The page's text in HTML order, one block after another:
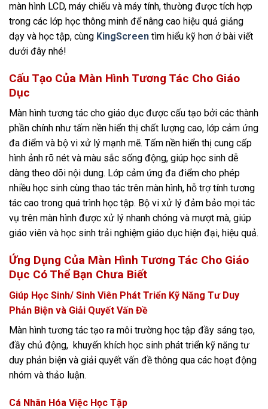
màn hình LCD, máy chiếu và máy tính, thường được tích hợp
trong các lớp học thông minh để nâng cao hiệu quả giảng
dạy và học tập​, cùng KingScreen tìm hiểu kỹ hơn ở bài viết
dưới đây nhé!
Cấu Tạo Của Màn Hình Tương Tác Cho Giáo
Dục
Màn hình tương tác cho giáo dục được cấu tạo bởi các thành
phần chính như tấm nền hiển thị chất lượng cao, lớp cảm ứng
đa điểm và bộ vi xử lý mạnh mẽ. Tấm nền hiển thị cung cấp
hình ảnh rõ nét và màu sắc sống động, giúp học sinh dễ
dàng theo dõi nội dung. Lớp cảm ứng đa điểm cho phép
nhiều học sinh cùng thao tác trên màn hình, hỗ trợ tính tương
tác cao trong quá trình học tập. Bộ vi xử lý đảm bảo mọi tác
vụ trên màn hình được xử lý nhanh chóng và mượt mà, giúp
giáo viên và học sinh trải nghiệm giáo dục hiện đại, hiệu quả.
Ứng Dụng Của Màn Hình Tương Tác Cho Giáo
Dục Có Thể Bạn Chưa Biết
Giúp Học Sinh/ Sinh Viên Phát Triển Kỹ Năng Tư Duy
Phản Biện và Giải Quyết Vấn Đề
Màn hình tương tác tạo ra môi trường học tập đầy sáng tạo,
đầy chủ động, khuyến khích học sinh phát triển kỹ năng tư
duy phản biện và giải quyết vấn đề thông qua các hoạt động
nhóm và thảo luận​​.
Cá Nhân Hóa Việc Học Tập